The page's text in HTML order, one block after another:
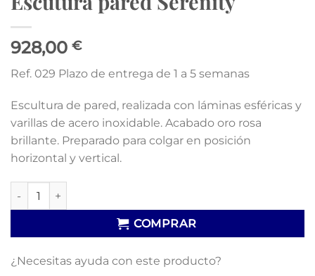
928,00 €
Ref. 029 Plazo de entrega de 1 a 5 semanas
Escultura de pared, realizada con láminas esféricas y
varillas de acero inoxidable. Acabado oro rosa
brillante. Preparado para colgar en posición
horizontal y vertical.
Escutura pared Serenity cantidad
COMPRAR
¿Necesitas ayuda con este producto?